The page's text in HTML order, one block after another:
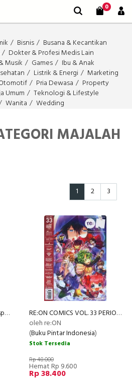
0
Bisnis
Busana & Kecantikan
Dokter & Profesi Medis Lain
Musik Games
Ibu & Anak
Listrik & Energi
Marketing
Pria Dewasa
Property
Umum
Teknologi & Lifestyle
Wanita Wedding
MAJALAH
1 2 3
Majalah Rakyat Merdeka Inspiring Achievement Vol. 10
RE:ON COMICS VOL. 33 PERIODICAL COMICS COMPILATION
oleh re:ON
(Buku Pintar Indonesia)
Stok Tersedia
Rp 48.000
Hemat Rp 9.600
Rp 38.400